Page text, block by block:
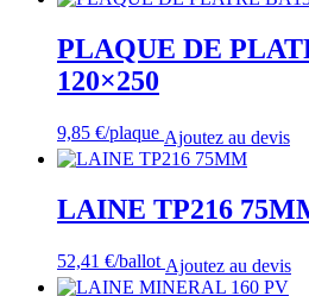
VISITE
PLAQUE DE
120×250
9,85 €/plaque Ajoutez au devis
LAINE TP216
52,41 €/ballot Ajoutez au devis